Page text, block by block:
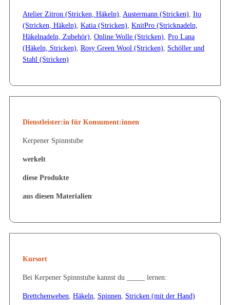
Atelier Zitron (Stricken, Häkeln), Austermann (Stricken), Ito
(Stricken, Häkeln), Katia (Stricken), KnitPro (Stricknadeln,
Häkelnadeln, Zubehör), Online Wolle (Stricken), Pro Lana
(Häkeln, Stricken), Rosy Green Wool (Stricken), Schöller und
Stahl (Stricken)
Dienstleister:in für Konsument:innen
Kerpener Spinnstube
werkelt
diese Produkte
aus diesen Materialien
Kursort
Bei Kerpener Spinnstube kannst du _____ lernen:
Brettchenweben, Häkeln, Spinnen, Stricken (mit der Hand)